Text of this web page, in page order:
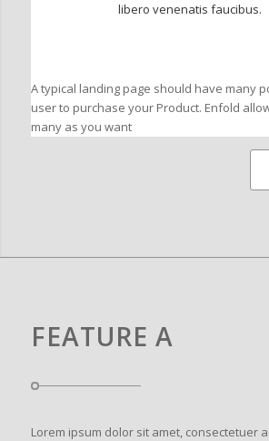
libero venenatis faucibus.
A typical landing page should have many
user to purchase your Product. Enfold
many as you want
FEATURE A
Lorem ipsum dolor sit amet, consectetuer